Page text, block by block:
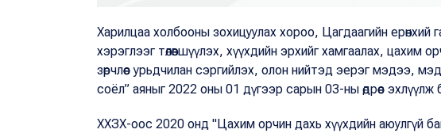
Харилцаа холбооны зохицуулах хороо, Цагдаагийн ерөнхий
хэрэглээг төлөвшүүлэх, хүүхдийн эрхийг хамгаалах, цахим
зөрчлөөс урьдчилан сэргийлэх, олон нийтэд эерэг мэдээ,
соёл” аяныг 2022 оны 01 дүгээр сарын 03-ны өдрөөс эхлүүлж
ХХЗХ-оос 2020 онд "Цахим орчин дахь хүүхдийн аюулгүй